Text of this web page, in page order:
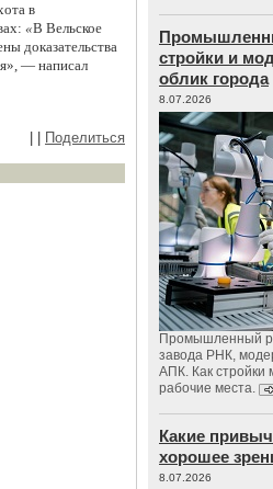
в
«В Вельское
доказательства
, — написал
| | Поделиться
стройки и
облик города
8.07.2026
Промышленный
завода РНК,
АПК. Как стройки
рабочие места.
Какие
хорошее
8.07.2026